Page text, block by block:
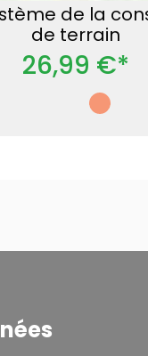
de la
de terrain
26,99 €*